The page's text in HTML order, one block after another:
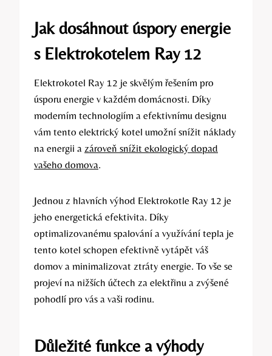
Jak dosáhnout úspory energie
s Elektrokotelem Ray 12
Elektrokotel Ray 12 je skvělým řešením pro
úsporu energie v každém domácnosti. Díky
moderním technologiím a efektivnímu designu
vám tento elektrický kotel umožní snížit náklady
na energii a zároveň snížit ekologický dopad
vašeho domova.
Jednou z hlavních výhod Elektrokotle Ray 12 je
jeho energetická efektivita. Díky
optimalizovanému spalování a využívání tepla je
tento kotel schopen efektivně vytápět váš
domov a minimalizovat ztráty energie. To vše se
projeví na nižších účtech za elektřinu a zvýšené
pohodlí pro vás a vaši rodinu.
Důležité funkce a výhody